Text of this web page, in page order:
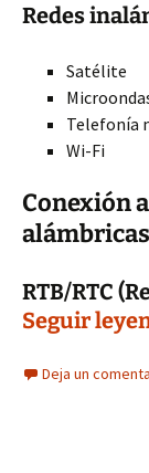
Redes
Satélite
Telefonía
Wi-Fi
Conexión
alámbricas
RTB/RTC
Seguir
Deja un